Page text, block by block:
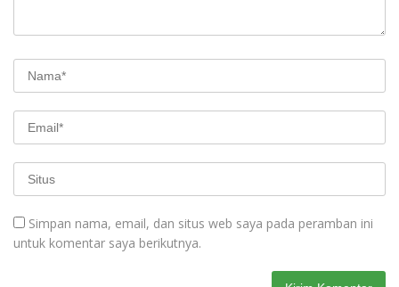
Simpan nama, email, dan situs web saya pada peramban ini
untuk komentar saya berikutnya.